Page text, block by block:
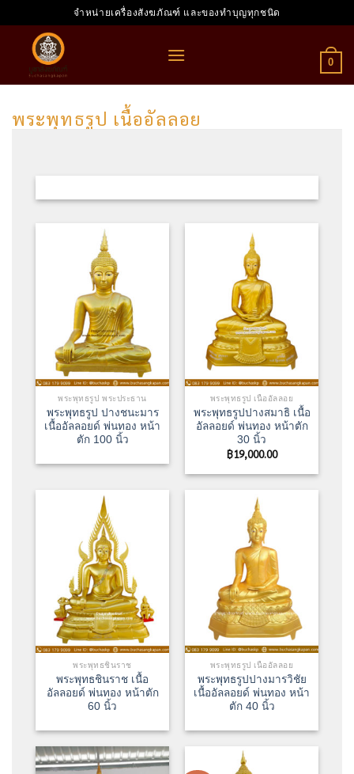
to
content
จำหน่ายเครื่องสังฆภัณฑ์ และของทำบุญทุกชนิด
0
พระพุทธรูป เนื้ออัลลอย
พระพุทธรูป พระประธาน
พระพุทธรูป ปางชนะมาร
เนื้ออัลลอยด์​ พ่นทอง หน้า
ตัก 100 นิ้ว
พระพุทธรูป เนื้ออัลลอย
พระพุทธรูปปางสมาธิ เนื้อ
อัลลอยด์ พ่นทอง หน้าตัก
30 นิ้ว
฿19,000.00
พระพุทธชินราช
พระพุทธชินราช เนื้อ
อัลลอยด์ พ่นทอง หน้าตัก
60 นิ้ว
พระพุทธรูป เนื้ออัลลอย
พระพุทธรูปปางมารวิชัย
เนื้ออัลลอยด์ พ่นทอง หน้า
ตัก 40 นิ้ว